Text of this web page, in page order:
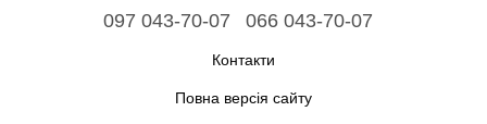
097 043-70-07 066 043-70-07
Контакти
Повна версія сайту